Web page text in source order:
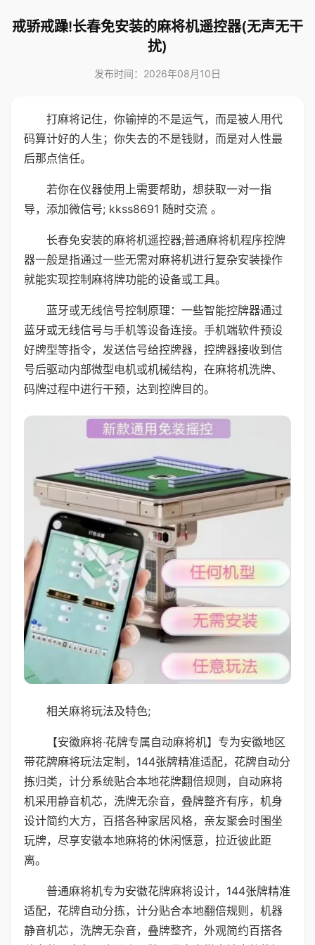
戒骄戒躁!长春免安装的麻将机遥控器(无声无干
扰)
发布时间：2026年08月10日
打麻将记住，你输掉的不是运气，而是被人用代
码算计好的人生；你失去的不是钱财，而是对人性最
后那点信任。
若你在仪器使用上需要帮助，想获取一对一指
导，添加微信号; kkss8691 随时交流 。
长春免安装的麻将机遥控器;普通麻将机程序控牌
器一般是指通过一些无需对麻将机进行复杂安装操作
就能实现控制麻将牌功能的设备或工具。
蓝牙或无线信号控制原理：一些智能控牌器通过
蓝牙或无线信号与手机等设备连接。手机端软件预设
好牌型等指令，发送信号给控牌器，控牌器接收到信
号后驱动内部微型电机或机械结构，在麻将机洗牌、
码牌过程中进行干预，达到控牌目的。
相关麻将玩法及特色;
【安徽麻将·花牌专属自动麻将机】专为安徽地区
带花牌麻将玩法定制，144张牌精准适配，花牌自动分
拣归类，计分系统贴合本地花牌翻倍规则，自动麻将
机采用静音机芯，洗牌无杂音，叠牌整齐有序，机身
设计简约大方，百搭各种家居风格，亲友聚会时围坐
玩牌，尽享安徽本地麻将的休闲惬意，拉近彼此距
离。
普通麻将机专为安徽花牌麻将设计，144张牌精准
适配，花牌自动分拣，计分贴合本地翻倍规则，机器
静音机芯，洗牌无杂音，叠牌整齐，外观简约百搭各